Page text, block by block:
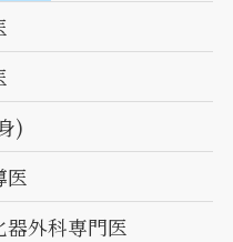
)
医
外科専門医